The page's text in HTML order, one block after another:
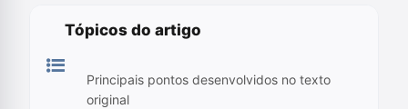
Tópicos do artigo
Principais pontos desenvolvidos no texto
original